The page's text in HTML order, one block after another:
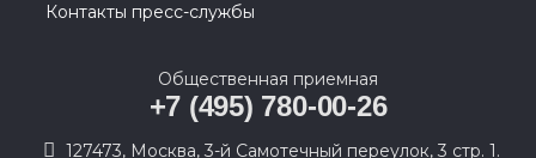
Контакты пресс-службы
Общественная приемная
+7 (495) 780-00-26
127473, Москва, 3-й Самотечный переулок, 3 стр. 1.